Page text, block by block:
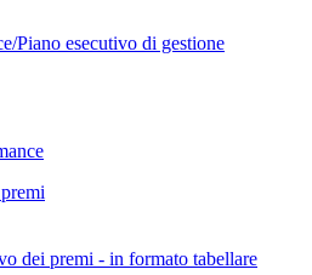
Piano esecutivo di gestione
dei premi - in formato tabellare